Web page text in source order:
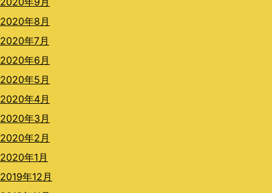
2020年8月
2020年7月
2020年6月
2020年5月
2020年4月
2020年3月
2020年2月
2020年1月
2019年12月